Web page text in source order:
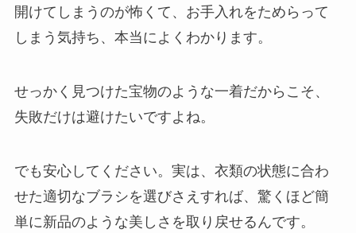
開けてしまうのが怖くて、お手入れをためらって
しまう気持ち、本当によくわかります。
せっかく見つけた宝物のような一着だからこそ、
失敗だけは避けたいですよね。
でも安心してください。実は、衣類の状態に合わ
せた適切なブラシを選びさえすれば、驚くほど簡
単に新品のような美しさを取り戻せるんです。